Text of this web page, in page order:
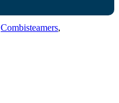
Combisteamers,